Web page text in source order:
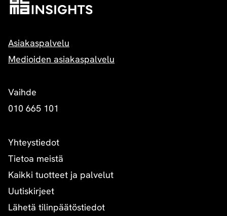
Asiakaspalvelu
Medioiden asiakaspalvelu
Vaihde
010 665 101
Yhteystiedot
Tietoa meistä
Kaikki tuotteet ja palvelut
Uutiskirjeet
Lähetä tilinpäätöstiedot